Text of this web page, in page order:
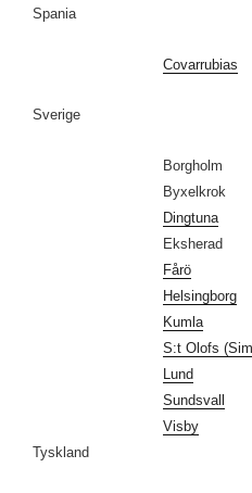
Spania
Covarrubias
Sverige
Borgholm
Byxelkrok
Dingtuna
Eksherad
Fårö
Helsingborg
Kumla
S:t Olofs
Lund
Sundsvall
Visby
Tyskland